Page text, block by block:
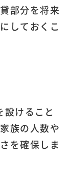
部分を将来
しておくこ
けること
族の人数や
を確保しま